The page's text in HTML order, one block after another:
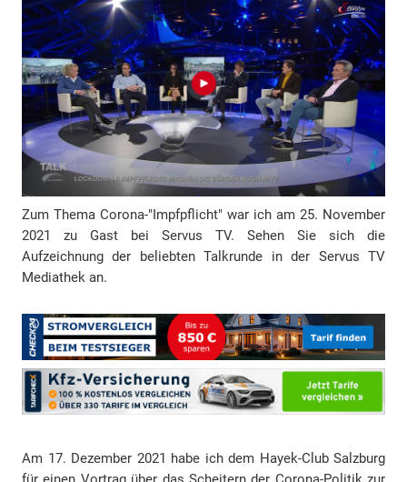
A
d
r
e
s
s
Zum Thema Corona-"Impfpflicht" war ich am 25. November
2021 zu Gast bei Servus TV. Sehen Sie sich die
Aufzeichnung der beliebten Talkrunde in der Servus TV
Mediathek an.
Am 17. Dezember 2021 habe ich dem Hayek-Club Salzburg